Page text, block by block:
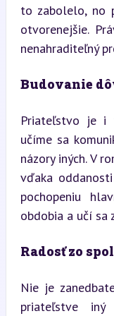
to zabolelo, no
otvorenejšie.
nenahraditeľný
Budovanie
Priateľstvo je i
učíme sa
názory iných. V
vďaka
pochopeniu
obdobia a učí sa
Radosť zo
Nie je
priateľstve iný